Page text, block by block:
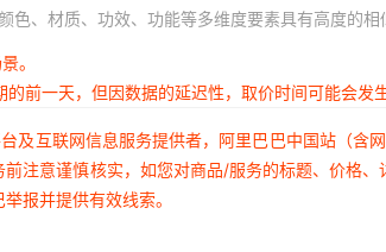
色、材质、功效、功能等多维度要素具有高度的
。
前一天，但因数据的延迟性，取价时间可能会发
及互联网信息服务提供者，阿里巴巴中国站（
注意谨慎核实，如您对商品/服务的标题、价格
报并提供有效线索。